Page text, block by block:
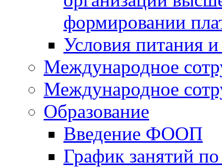
формировании
Условия питания
Международное
Международное
Образование
Введение ФООП
График занятий